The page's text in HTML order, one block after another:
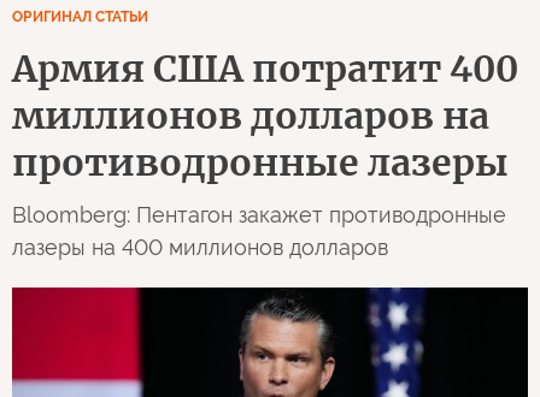
ОРИГИНАЛ СТАТЬИ
Армия США потратит 400
миллионов долларов на
противодронные лазеры
Bloomberg: Пентагон закажет противодронные
лазеры на 400 миллионов долларов